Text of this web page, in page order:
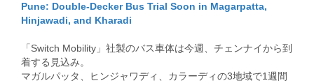
Pune: Double-Decker Bus Trial Soon in Magarpatta,
Hinjawadi, and Kharadi
「Switch Mobility」社製のバス車体は今週、チェンナイから到
着する見込み。
マガルパッタ、ヒンジャワディ、カラーディの3地域で1週間